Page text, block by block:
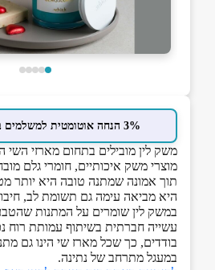
3% הנחה אוטומטית למשלמים בכרטיס המועדון
משק לין מובילים בתחום מארזי השי
מוצרי משק איכותיים, חומרי גלם
תוך אמונה שמתנה טובה היא יותר
היא מביאה עימה גם תשומת לב,
במשק לין שומרים על המתנות
עשייה חברתית בשיתוף עמותת רוח
בודדים, כך שכל מארז שי הינו גם
במעגל מתרחב של נתינה.